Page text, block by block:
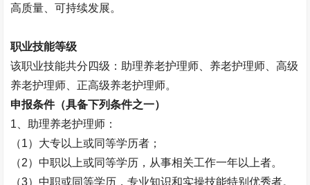
高质量、可持续发展。
职业技能等级
该职业技能共分四级：助理养老护理师、养老护理师、高级
养老护理师、正高级养老护理师。
申报条件（具备下列条件之一）
1 、助理养老护理师：
（1）大专以上或同等学历者；
（2）中职以上或同等学历，从事相关工作一年以上者。
（3）中职或同等学历，专业知识和实操技能特别优秀者。